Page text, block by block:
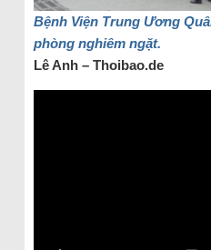
Bệnh Viện Trung Ương
phòng nghiêm ngặt.
Lê Anh – Thoibao.de